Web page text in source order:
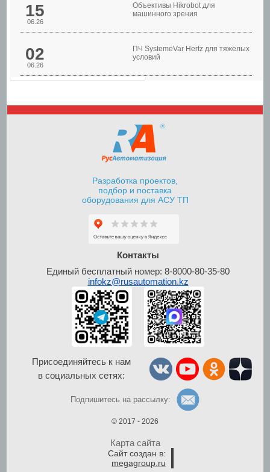
Шкафы контроля и
Шкафы управления
15
06.26
Объективы Hikrobot для
машинного зрения
02
06.26
ПЧ SystemeVar Hertz для тяжелых
условий
Разработка проектов,
подбор и поставка
оборудования для АСУ ТП
Контакты
Единый бесплатный номер: 8-8000-80-35-80
infokz@rusautomation.kz
Присоединяйтесь к нам
в социальных сетях:
Подпишитесь на рассылку:
© 2017 - 2026
Карта сайта
Сайт создан в:
megagroup.ru